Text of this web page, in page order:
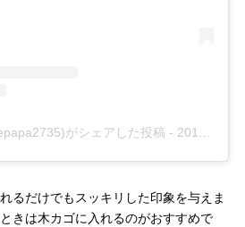
がシェアした投稿 - 2019年 1月月3日午前4時20分PST
るだけでもスッキリした印象を与えま
きは木カゴに入れるのがおすすめで